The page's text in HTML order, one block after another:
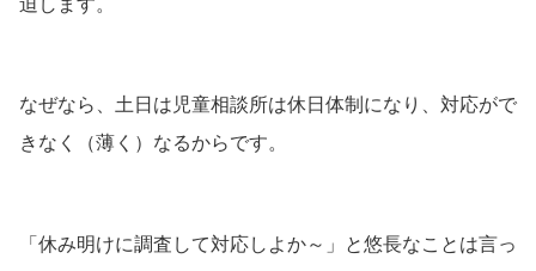
なぜなら、土日は児童相談所は休日体制になり、対応がで
きなく（薄く）なるからです。
「休み明けに調査して対応しよか～」と悠長なことは言っ